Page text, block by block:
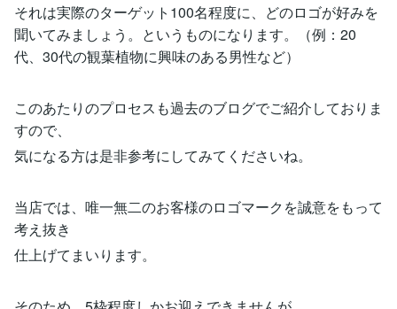
それは実際のターゲット100名程度に、どのロゴが好みを
聞いてみましょう。というものになります。（例：20
代、30代の観葉植物に興味のある男性など）
このあたりのプロセスも過去のブログでご紹介しておりま
すので、
気になる方は是非参考にしてみてくださいね。
当店では、唯一無二のお客様のロゴマークを誠意をもって
考え抜き
仕上げてまいります。